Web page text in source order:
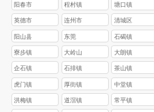
阳春市 程村镇 塘口镇
英德市 连州市 清城区
阳山县 东莞 石碣镇
寮步镇 大岭山 大朗镇
企石镇 石排镇 茶山镇
虎门镇 厚街镇 中堂镇
洪梅镇 道滘镇 常平镇